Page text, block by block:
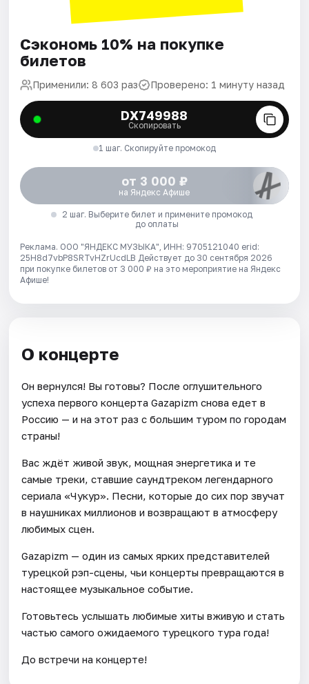
Сэкономь 10% на покупке
билетов
Применили: 8 603 раз Проверено: 1 минуту назад
DX749988
Скопировать
1 шаг. Скопируйте промокод
от 3 000 ₽
на Яндекс Афише
2 шаг. Выберите билет и примените промокод
до оплаты
Реклама. ООО "ЯНДЕКС МУЗЫКА", ИНН: 9705121040 erid:
25H8d7vbP8SRTvHZrUcdLB Действует до 30 сентября 2026
при покупке билетов от 3 000 ₽ на это мероприятие на Яндекс
Афише!
О концерте
Он вернулся! Вы готовы? После оглушительного
успеха первого концерта Gazapizm снова едет в
Россию — и на этот раз с большим туром по городам
страны!
Вас ждёт живой звук, мощная энергетика и те
самые треки, ставшие саундтреком легендарного
сериала «Чукур». Песни, которые до сих пор звучат
в наушниках миллионов и возвращают в атмосферу
любимых сцен.
Gazapizm — один из самых ярких представителей
турецкой рэп-сцены, чьи концерты превращаются в
настоящее музыкальное событие.
Готовьтесь услышать любимые хиты вживую и стать
частью самого ожидаемого турецкого тура года!
До встречи на концерте!